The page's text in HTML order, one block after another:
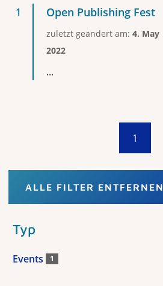
Open Publishing Fest
zuletzt geändert am: 4. May
2022
...
1
ALLE FILTER ENTFERNEN
Typ
Events 1